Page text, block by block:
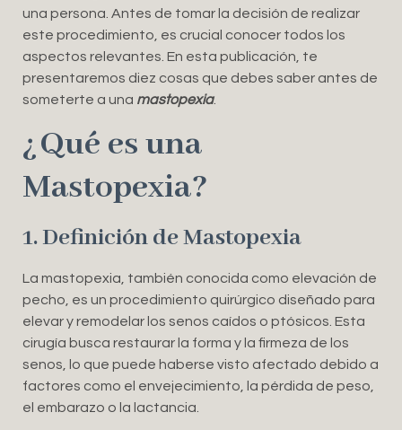
una persona. Antes de tomar la decisión de realizar
este procedimiento, es crucial conocer todos los
aspectos relevantes. En esta publicación, te
presentaremos diez cosas que debes saber antes de
someterte a una mastopexia.
¿Qué es una
Mastopexia?
1. Definición de Mastopexia
La mastopexia, también conocida como elevación de
pecho, es un procedimiento quirúrgico diseñado para
elevar y remodelar los senos caídos o ptósicos. Esta
cirugía busca restaurar la forma y la firmeza de los
senos, lo que puede haberse visto afectado debido a
factores como el envejecimiento, la pérdida de peso,
el embarazo o la lactancia.